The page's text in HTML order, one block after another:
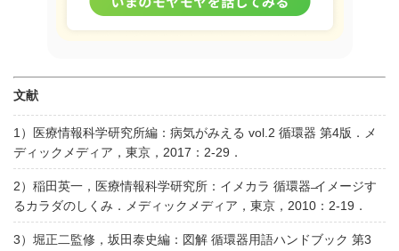
文献
1）医療情報科学研究所編：病気がみえる vol.2 循環器 第4版．メ
ディックメディア，東京，2017：2-29．
2）稲田英一，医療情報科学研究所：イメカラ 循環器 ̶イメージす
るカラダのしくみ．メディックメディア，東京，2010：2-19．
3）堀正二監修，坂田泰史編：図解 循環器用語ハンドブック 第3